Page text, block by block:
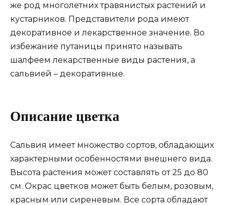
же род многолетних травянистых растений и
кустарников. Представители рода имеют
декоративное и лекарственное значение. Во
избежание путаницы принято называть
шалфеем лекарственные виды растения, а
сальвией – декоративные.
Описание цветка
Сальвия имеет множество сортов, обладающих
характерными особенностями внешнего вида.
Высота растения может составлять от 25 до 80
см. Окрас цветков может быть белым, розовым,
красным или сиреневым. Все сорта обладают